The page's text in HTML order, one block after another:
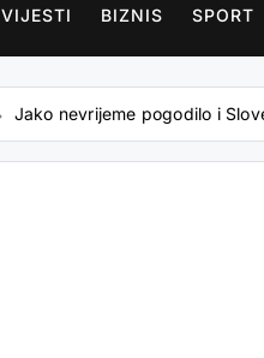
VIJESTI BIZNIS SPORT
Jako nevrijeme pogodilo i